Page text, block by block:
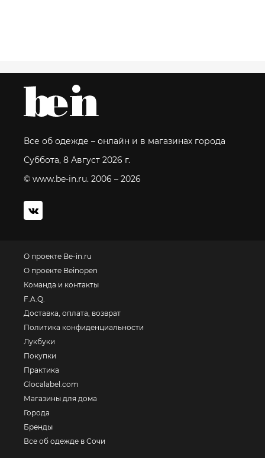
Все об одежде – онлайн и в магазинах города
Суббота, 8 Август 2026 г.
© www.be-in.ru. 2006 – 2026
О проекте Be-in.ru
О проекте Beinopen
Команда и контакты
F.A.Q.
Доставка, оплата, возврат
Политика конфиденциальности
Лукбуки
Покупки
Практика
Glocalabel.com
Магазины для дома
Города
Бренды
Все об одежде в Сочи